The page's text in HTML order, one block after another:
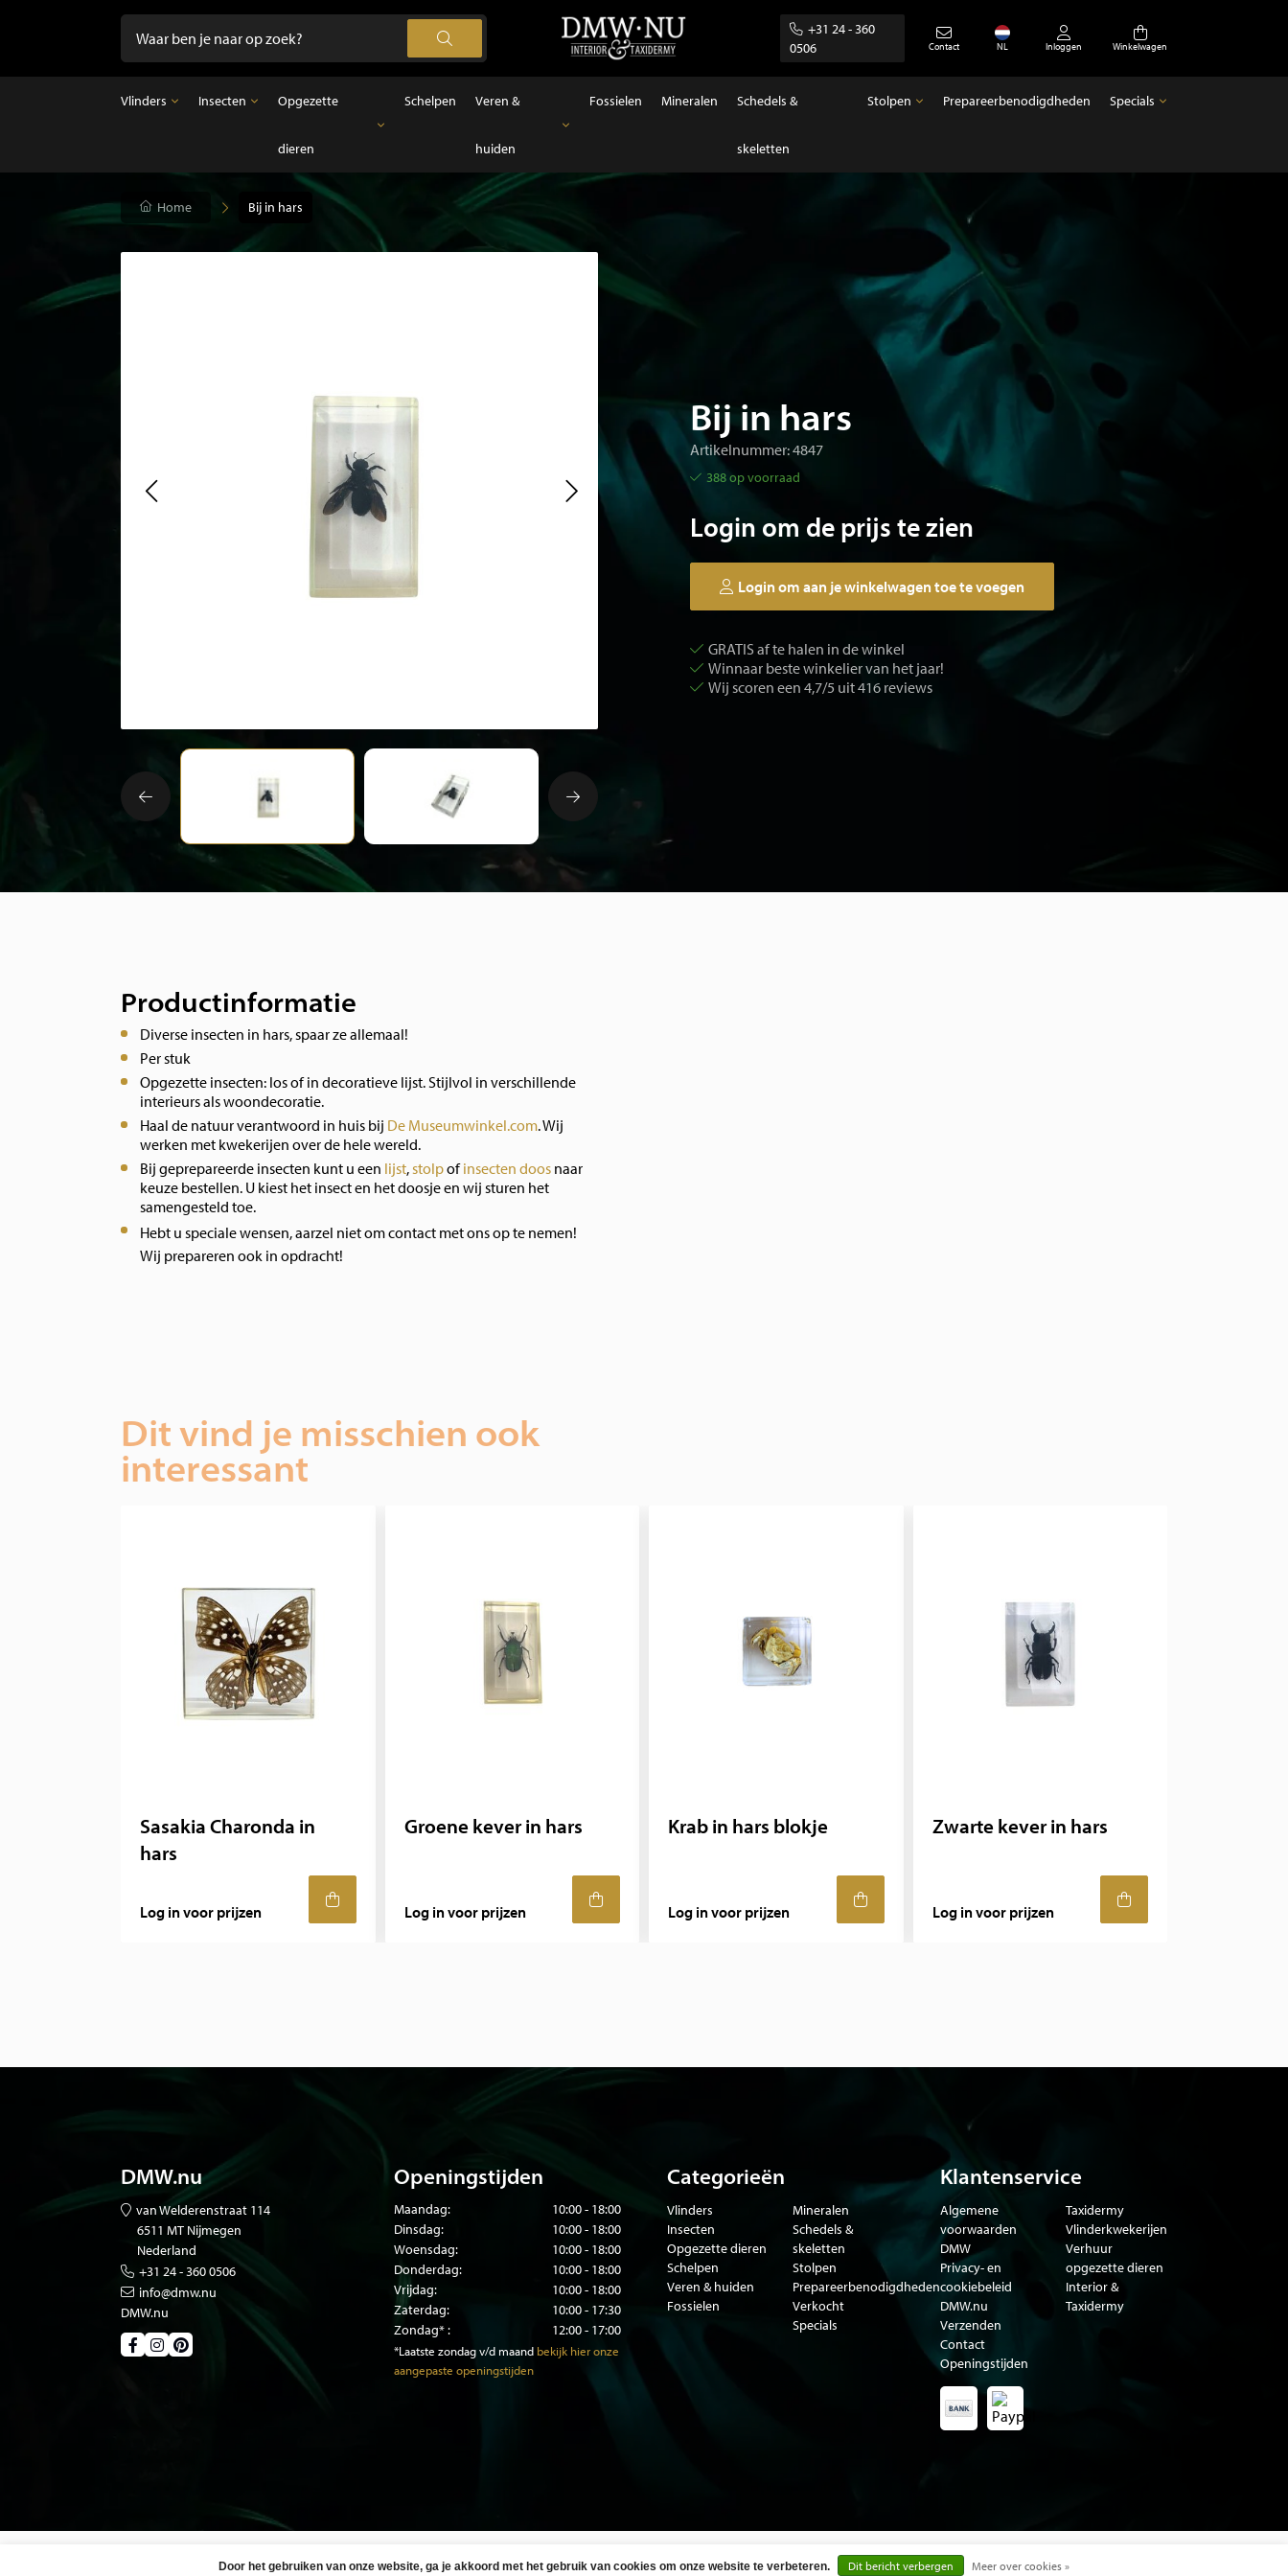
+31 24 - 360
0506
Contact NL Inloggen Winkelwagen
Vlinders
Vlinders in stolp
Insecten
Ongeprepareerde insecten
Opgezette
dieren
Opgezette vogels
Opgezette zoogdieren
Opgezette vissen
Schelpen Veren &
huiden
Veren
Fossielen Mineralen Schedels &
skeletten
Stolpen
Lege stolpen
Prepareerbenodigdheden Specials
Home Bij in hars
Bij in hars
Artikelnummer: 4847
388 op voorraad
Login om de prijs te zien
Login om aan je winkelwagen toe te voegen
GRATIS af te halen in de winkel
Winnaar beste winkelier van het jaar!
Wij scoren een 4,7/5 uit 416 reviews
Productinformatie
Diverse insecten in hars, spaar ze allemaal!
Per stuk
Opgezette insecten: los of in decoratieve lijst. Stijlvol in verschillende
interieurs als woondecoratie.
Haal de natuur verantwoord in huis bij De Museumwinkel.com. Wij
werken met kwekerijen over de hele wereld.
Bij geprepareerde insecten kunt u een lijst,stolpofinsecten doos naar
keuze bestellen. U kiest het insect en het doosje en wij sturen het
samengesteld toe.
Hebt u speciale wensen, aarzel niet om contact met ons op te nemen!
Wij prepareren ook in opdracht!
Dit vind je misschien ook
interessant
Sasakia Charonda in
hars
Log in voor prijzen
Groene kever in hars
Log in voor prijzen
Krab in hars blokje
Log in voor prijzen
Zwarte kever in hars
Log in voor prijzen
DMW.nu
van Welderenstraat 114
6511 MT Nijmegen
Nederland
+31 24 - 360 0506
info@dmw.nu
DMW.nu
Openingstijden
Maandag:
10:00 - 18:00
Dinsdag:
10:00 - 18:00
Woensdag:
10:00 - 18:00
Donderdag:
10:00 - 18:00
Vrijdag:
10:00 - 18:00
Zaterdag:
10:00 - 17:30
Zondag* :
12:00 - 17:00
*Laatste zondag v/d maand bekijk hier onze
aangepaste openingstijden
Categorieën
Vlinders
Insecten
Opgezette dieren
Schelpen
Veren & huiden
Fossielen
Mineralen
Schedels &
skeletten
Stolpen
Prepareerbenodigdheden
Verkocht
Specials
Klantenservice
Algemene
voorwaarden
DMW
Privacy- en
cookiebeleid
DMW.nu
Verzenden
Contact
Openingstijden
Taxidermy
Vlinderkwekerijen
Verhuur
opgezette dieren
Interior &
Taxidermy
© Copyright 2026 DMW.nu -Webshop laten makendoor Red Banana
Door het gebruiken van onze website, ga je akkoord met het gebruik van cookies om onze website te verbeteren. Dit bericht verbergen Meer over cookies »